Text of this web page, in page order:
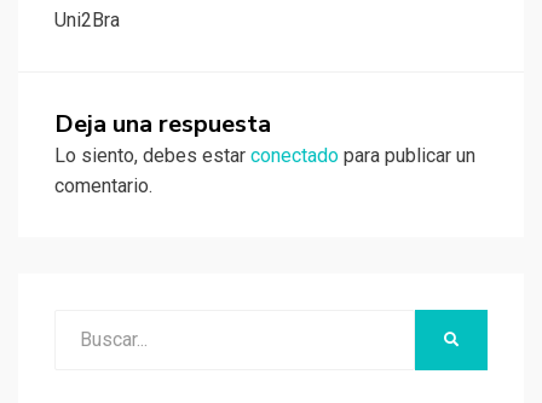
Uni2Bra
Deja una respuesta
Lo siento, debes estar conectado para publicar un
comentario.